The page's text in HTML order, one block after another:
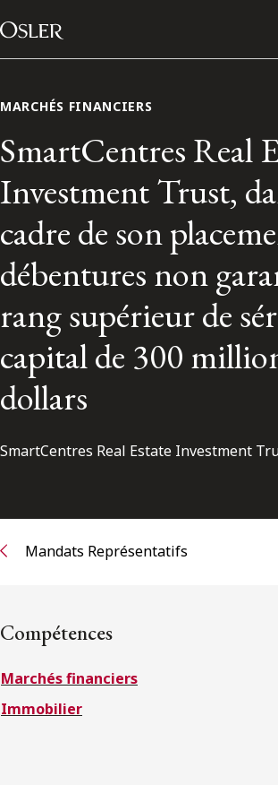
Passer au contenu
Main Navigation
Réseau des anciens d’Osler
Contactez-nous
ENGLISH
S’abonner
MARCHÉS FINANCIERS
SmartCentres Real
Investment Trust,
cadre de son
débentures non
rang supérieur de
capital de 300
dollars
SmartCentres Real Estate Investment
Mandats Représentatifs
Compétences
Marchés financiers
Immobilier